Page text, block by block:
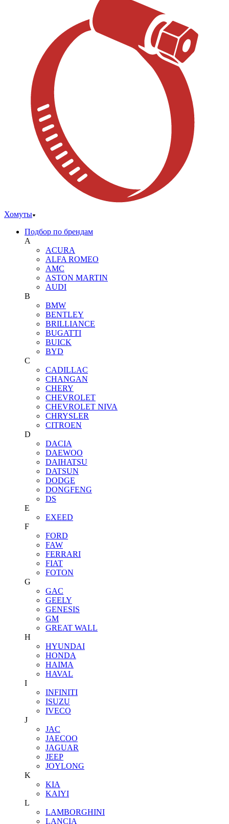
Хомуты
Подбор по брендам
A
ACURA
ALFA ROMEO
AMC
ASTON MARTIN
AUDI
B
BMW
BENTLEY
BRILLIANCE
BUGATTI
BUICK
BYD
C
CADILLAC
CHANGAN
CHERY
CHEVROLET
CHEVROLET NIVA
CHRYSLER
CITROEN
D
DACIA
DAEWOO
DAIHATSU
DATSUN
DODGE
DONGFENG
DS
E
EXEED
F
FORD
FAW
FERRARI
FIAT
FOTON
G
GAC
GEELY
GENESIS
GM
GREAT WALL
H
HYUNDAI
HONDA
HAIMA
HAVAL
I
INFINITI
ISUZU
IVECO
J
JAC
JAECOO
JAGUAR
JEEP
JOYLONG
K
KIA
KAIYI
L
LAMBORGHINI
LANCIA